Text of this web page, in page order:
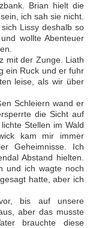
Brian hielt die
ich sah sie nicht.
Lissy deshalb so
wollte Abenteuer
mit der Zunge. Liath
ein Ruck und er fuhr
leise, als wir über
Schleiern wand er
die Sicht auf
Stellen im Wald
kam mir immer
Geheimnisse. Ich
Abstand hielten.
und ich wagte noch
hatte, aber ich
bis auf unsere
aber das musste
brauchte diese